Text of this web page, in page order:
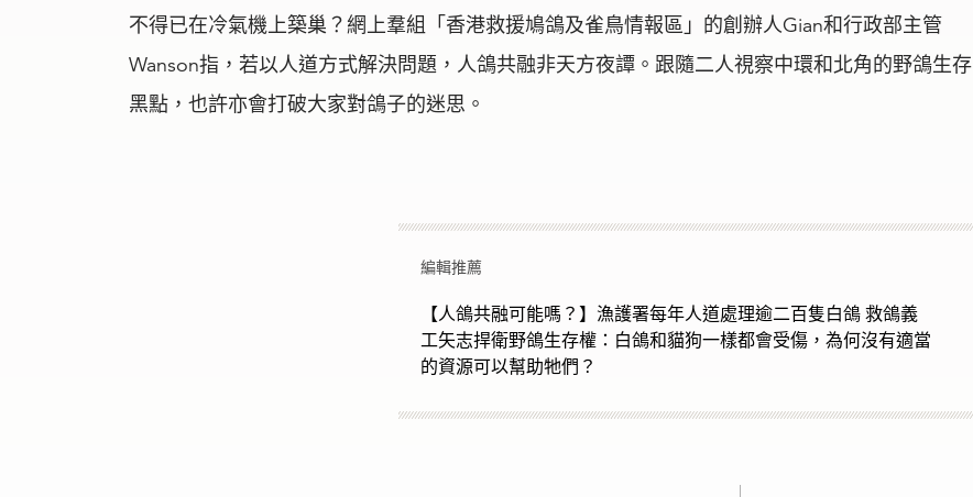
不得已在冷氣機上築巢？網上羣組「香港救援鳩鴿及雀鳥情報區」的創辦人Gian和行政部主管
Wanson指，若以人道方式解決問題，人鴿共融非天方夜譚。跟隨二人視察中環和北角的野鴿生存
黑點，也許亦會打破大家對鴿子的迷思。
編輯推薦
【人鴿共融可能嗎？】漁護署每年人道處理逾二百隻白鴿 救鴿義
工矢志捍衛野鴿生存權：白鴿和貓狗一樣都會受傷，為何沒有適當
的資源可以幫助牠們？